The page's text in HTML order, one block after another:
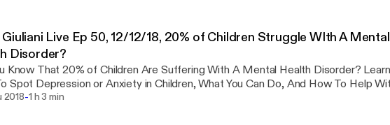
Live Ep 50, 12/12/18, 20% of Children Struggle WIth A Mental
Disorder?
Know That 20% of Children Are Suffering With A Mental Health Disorder? Learn
Depression or Anxiety in Children, What You Can Do, And How To Help With
With Dr. Lorry Leigh Belhumeur, Licensed Psychologist & CEO Of Western
2018-1 h 3 min